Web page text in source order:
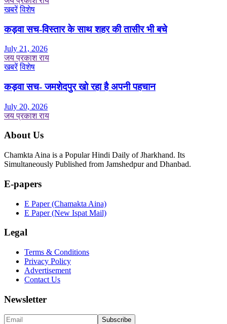
खबरें विशेष
कड़वा सच-विस्तार के साथ शहर की तासीर भी बचे
July 21, 2026
जय प्रकाश राय
खबरें विशेष
कड़वा सच- जमशेदपुर खो रहा है अपनी पहचान
July 20, 2026
जय प्रकाश राय
About Us
Chamkta Aina is a Popular Hindi Daily of Jharkhand. Its
Simultaneously Published from Jamshedpur and Dhanbad.
E-papers
E Paper (Chamakta Aina)
E Paper (New Ispat Mail)
Legal
Terms & Conditions
Privacy Policy
Advertisement
Contact Us
Newsletter